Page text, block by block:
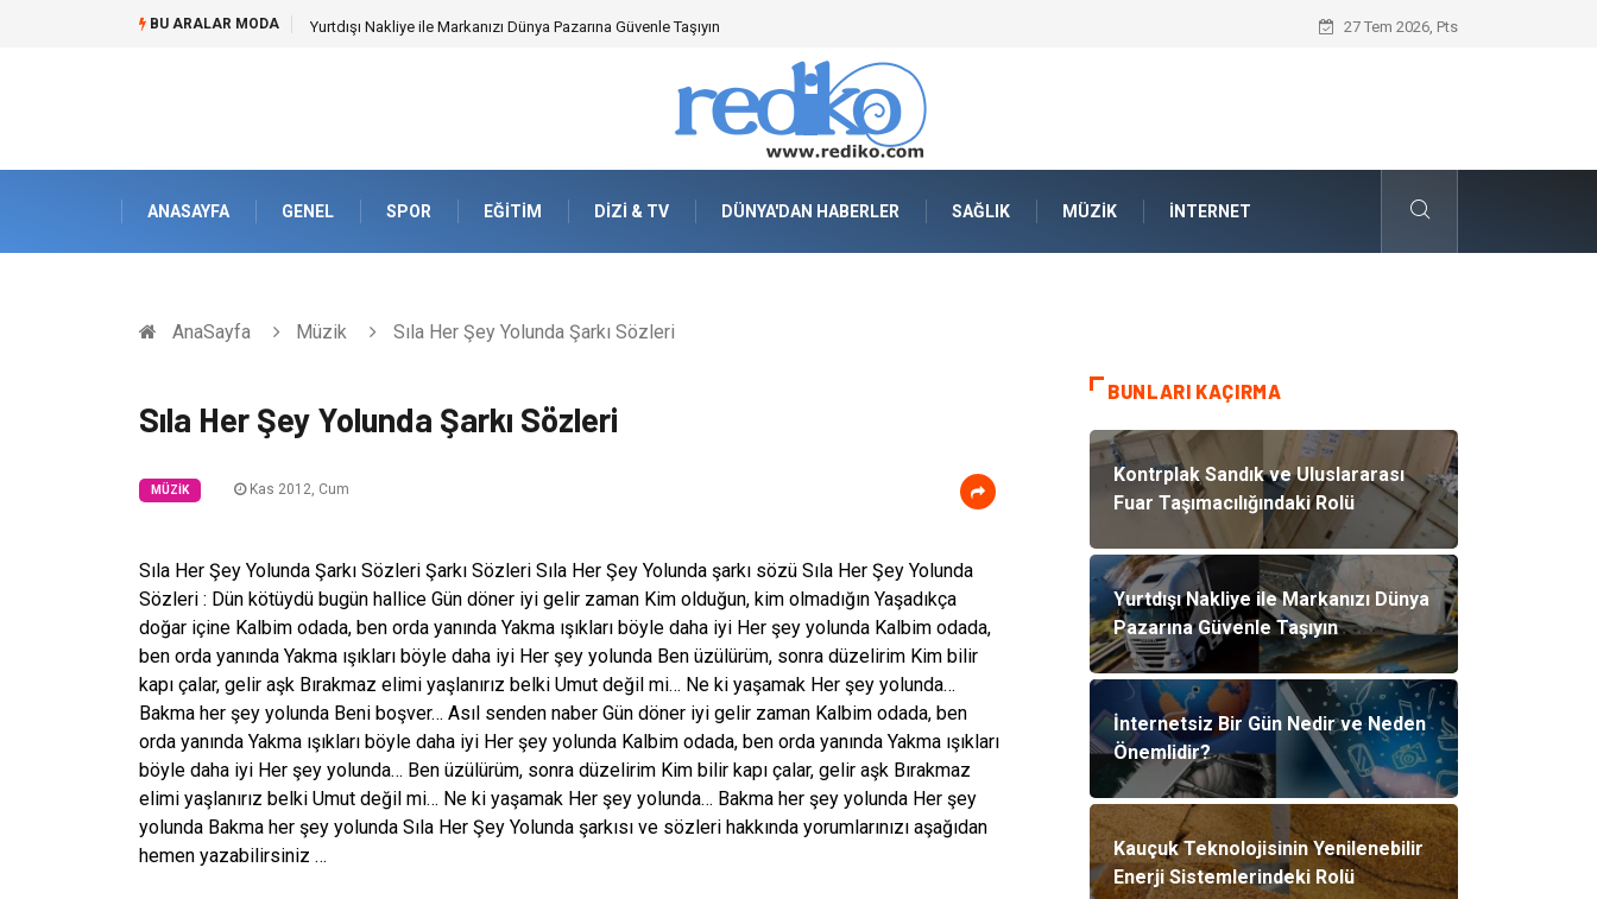
BU ARALAR MODA Yurtdışı Nakliye ile Markanızı Dünya Pazarına Güvenle Taşıyın İnternetsiz Bir Gün Nedir ve Neden
27 Tem 2026, Pts
ANASAYFA GENEL SPOR EĞITIM DIZI & TV DÜNYA'DAN HABERLER SAĞLIK MÜZIK İNTERNET
AnaSayfa Müzik Sıla Her Şey Yolunda Şarkı Sözleri
Sıla Her Şey Yolunda Şarkı Sözleri
MÜZIK Kas 2012, Cum
Sıla Her Şey Yolunda Şarkı Sözleri Şarkı Sözleri Sıla Her Şey Yolunda şarkı sözü Sıla Her Şey Yolunda
Sözleri : Dün kötüydü bugün hallice Gün döner iyi gelir zaman Kim olduğun, kim olmadığın Yaşadıkça
doğar içine Kalbim odada, ben orda yanında Yakma ışıkları böyle daha iyi Her şey yolunda Kalbim odada,
ben orda yanında Yakma ışıkları böyle daha iyi Her şey yolunda Ben üzülürüm, sonra düzelirim Kim bilir
kapı çalar, gelir aşk Bırakmaz elimi yaşlanırız belki Umut değil mi… Ne ki yaşamak Her şey yolunda…
Bakma her şey yolunda Beni boşver… Asıl senden naber Gün döner iyi gelir zaman Kalbim odada, ben
orda yanında Yakma ışıkları böyle daha iyi Her şey yolunda Kalbim odada, ben orda yanında Yakma ışıkları
böyle daha iyi Her şey yolunda… Ben üzülürüm, sonra düzelirim Kim bilir kapı çalar, gelir aşk Bırakmaz
elimi yaşlanırız belki Umut değil mi… Ne ki yaşamak Her şey yolunda… Bakma her şey yolunda Her şey
yolunda Bakma her şey yolunda Sıla Her Şey Yolunda şarkısı ve sözleri hakkında yorumlarınızı aşağıdan
hemen yazabilirsiniz …
BUNLARI KAÇIRMA
Kontrplak Sandık ve Uluslararası
Fuar Taşımacılığındaki Rolü
Yurtdışı Nakliye ile Markanızı Dünya
Pazarına Güvenle Taşıyın
İnternetsiz Bir Gün Nedir ve Neden
Önemlidir?
Kauçuk Teknolojisinin Yenilenebilir
Enerji Sistemlerindeki Rolü